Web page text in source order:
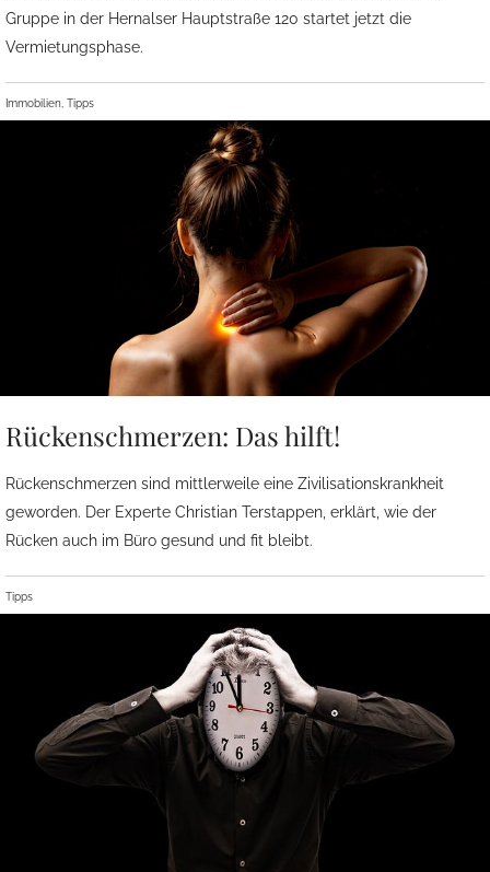
Gruppe in der Hernalser Hauptstraße 120 startet jetzt die
Vermietungsphase.
Immobilien, Tipps
Rückenschmerzen: Das hilft!
Rückenschmerzen sind mittlerweile eine Zivilisationskrankheit
geworden. Der Experte Christian Terstappen, erklärt, wie der
Rücken auch im Büro gesund und fit bleibt.
Tipps